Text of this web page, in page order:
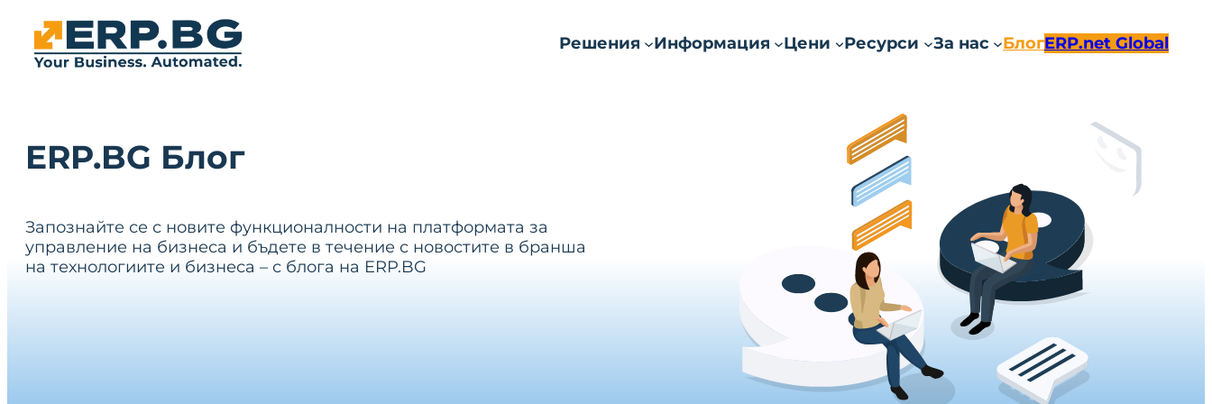
Решения Информация Цени Ресурси За нас БлогERP.net Global
ERP.BG Блог
Запознайте се с новите функционалности на платформата за
управление на бизнеса и бъдете в течение с новостите в бранша
на технологиите и бизнеса – с блога на ERP.BG